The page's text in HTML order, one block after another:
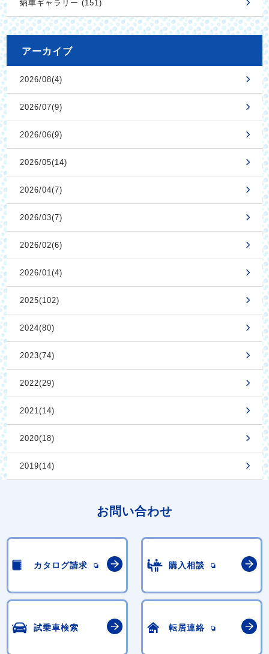
納車ギャラリー (151)
アーカイブ
2026/08(4)
2026/07(9)
2026/06(9)
2026/05(14)
2026/04(7)
2026/03(7)
2026/02(6)
2026/01(4)
2025(102)
2024(80)
2023(74)
2022(29)
2021(14)
2020(18)
2019(14)
お問い合わせ
カタログ請求 購入相談
試乗車検索 転居連絡